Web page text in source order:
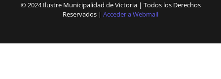
© 2024 Ilustre Municipalidad de Victoria | Todos los Derechos
Reservados | Acceder a Webmail